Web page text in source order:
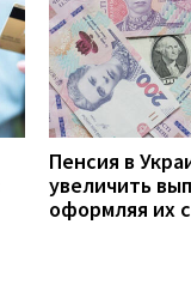
Пенсия в
увеличить
оформляя их